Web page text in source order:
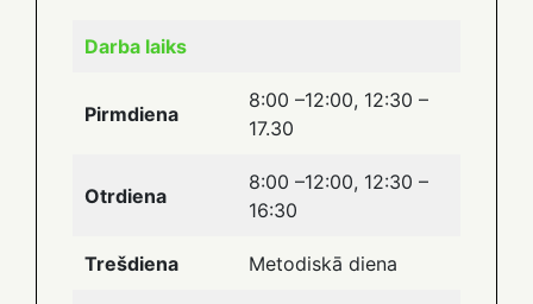
Darba laiks
Pirmdiena
8:00 –12:00, 12:30 –
17.30
Otrdiena
8:00 –12:00, 12:30 –
16:30
Trešdiena Metodiskā diena